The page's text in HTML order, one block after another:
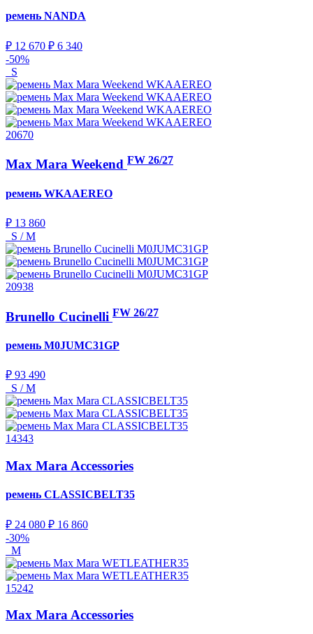
ремень NANDA
₽ 12 670 ₽ 6 340
-50%
S
20670
Max Mara Weekend FW 26/27
ремень WKAAEREO
₽ 13 860
S / M
20938
Brunello Cucinelli FW 26/27
ремень M0JUMC31GP
₽ 93 490
S / M
14343
Max Mara Accessories
ремень CLASSICBELT35
₽ 24 080 ₽ 16 860
-30%
M
15242
Max Mara Accessories